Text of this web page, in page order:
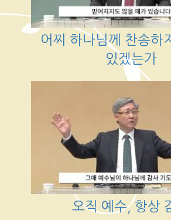
어찌 하나님께 찬송하
있겠는가
오직 예수, 항상